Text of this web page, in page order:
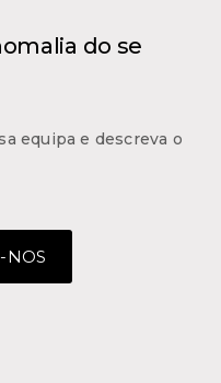
do se
equipa e descreva o
NOS